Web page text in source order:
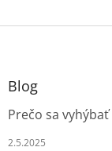
Z
Blog
Prečo sa
2.5.2025